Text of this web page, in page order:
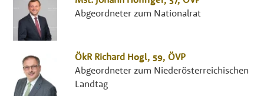
Abgeordneter zum Nationalrat
ÖkR Richard Hogl, 59, ÖVP
Abgeordneter zum Niederösterreichischen
Landtag